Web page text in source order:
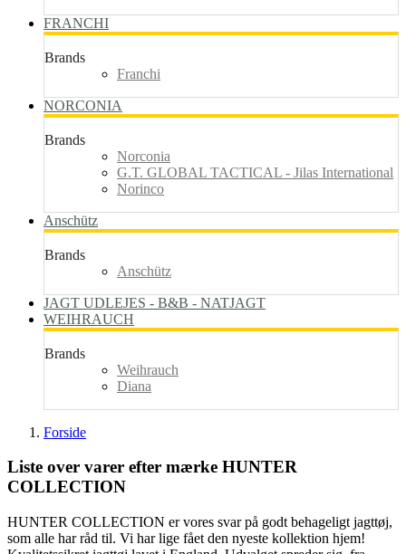
FRANCHI
Brands
Franchi
NORCONIA
Brands
Norconia
G.T. GLOBAL TACTICAL - Jilas International
Norinco
Anschütz
Brands
Anschütz
JAGT UDLEJES - B&B - NATJAGT
WEIHRAUCH
Brands
Weihrauch
Diana
Forside
Liste over varer efter mærke HUNTER
COLLECTION
HUNTER COLLECTION er vores svar på godt behageligt jagttøj,
som alle har råd til. Vi har lige fået den nyeste kollektion hjem!